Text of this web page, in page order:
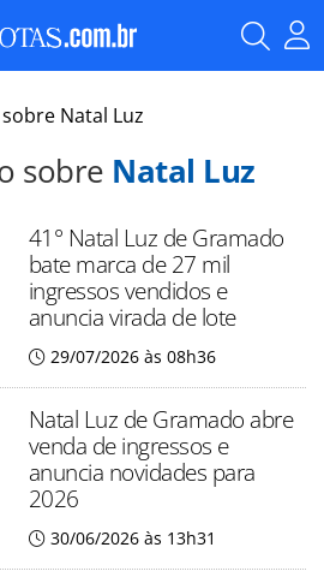
Natal Luz
sobre Natal Luz
41° Natal Luz de Gramado
bate marca de 27 mil
ingressos vendidos e
anuncia virada de lote
29/07/2026 às 08h36
Natal Luz de Gramado abre
venda de ingressos e
anuncia novidades para
2026
30/06/2026 às 13h31